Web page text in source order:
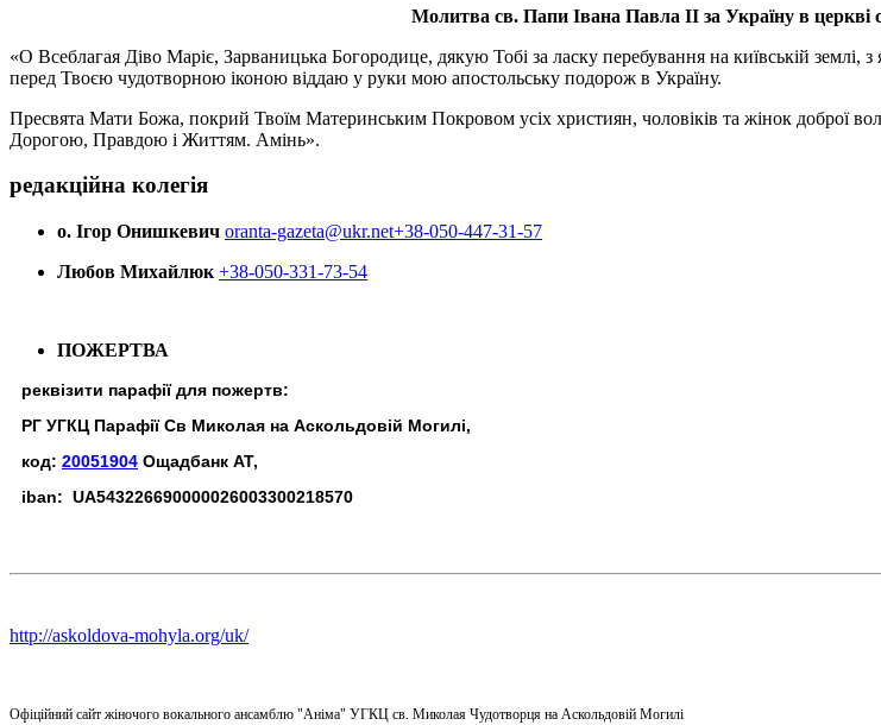
Молитва св. Папи Івана Павла ІІ за Україну в церкві
«О Всеблагая Діво Маріє, Зарваницька Богородице, дякую Тобі за ласку перебування на київській
перед Твоєю чудотворною іконою віддаю у руки мою апостольську подорож в Україну.
Пресвята Мати Божа, покрий Твоїм Материнським Покровом усіх християн, чоловіків та жінок доброї
Дорогою, Правдою і Життям. Амінь».
редакційна колегія
о. Ігор Онишкевич oranta-gazeta@ukr.net+38-050-447-31-57
Любов Михайлюк +38-050-331-73-54
ПОЖЕРТВА
реквізити парафії для пожертв:
РГ УГКЦ Парафії Св Миколая на Аскольдовій Могилі,
код: 20051904 Ощадбанк АТ,
iban: UA543226690000026003300218570
http://askoldova-mohyla.org/uk/
Офіційний сайт жіночого вокального ансамблю "Аніма" УГКЦ св. Миколая Чудотворця на Аскольдовій Могилі